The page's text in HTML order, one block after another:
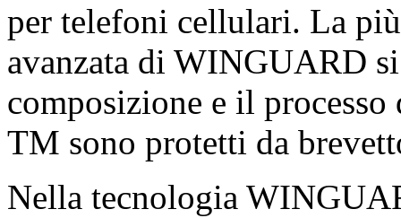
per telefoni cellulari. La
avanzata di WINGUARD
composizione e il
TM sono protetti da
Nella tecnologia